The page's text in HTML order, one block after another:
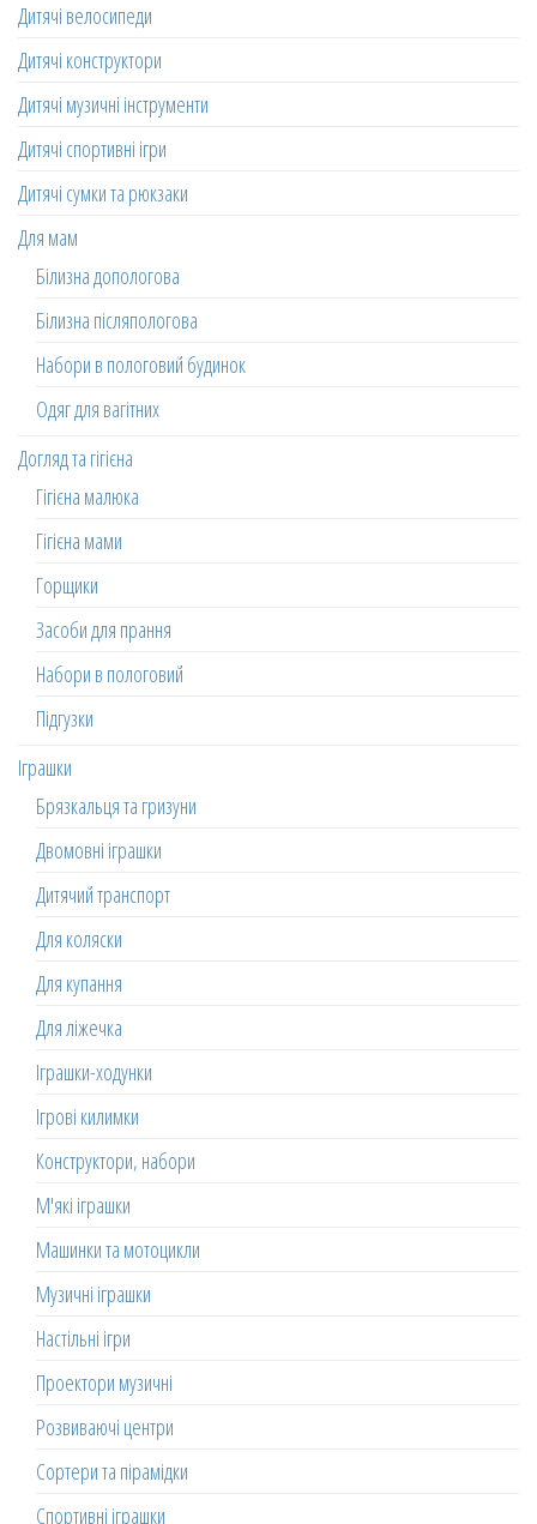
Дитячі велосипеди
Дитячі конструктори
Дитячі музичні інструменти
Дитячі спортивні ігри
Дитячі сумки та рюкзаки
Для мам
Білизна допологова
Білизна післяпологова
Набори в пологовий будинок
Одяг для вагітних
Догляд та гігієна
Гігієна малюка
Гігієна мами
Горщики
Засоби для прання
Набори в пологовий
Підгузки
Іграшки
Брязкальця та гризуни
Двомовні іграшки
Дитячий транспорт
Для коляски
Для купання
Для ліжечка
Іграшки-ходунки
Ігрові килимки
Конструктори, набори
М'які іграшки
Машинки та мотоцикли
Музичні іграшки
Настільні ігри
Проектори музичні
Розвиваючі центри
Сортери та пірамідки
Спортивні іграшки